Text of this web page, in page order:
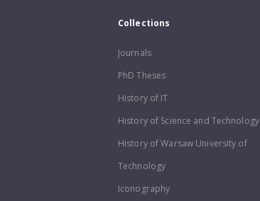
Collections
Journals
PhD Theses
History of IT
History of Science and Technology
History of Warsaw University of
Technology
Iconography